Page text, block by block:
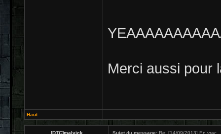
Merci aussi pour
Haut
[DTC]malvick Sujet du message: Re: [14/09/2013] En vrac